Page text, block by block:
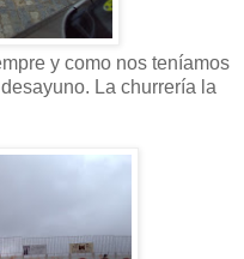
y como nos teníamos
La churrería la